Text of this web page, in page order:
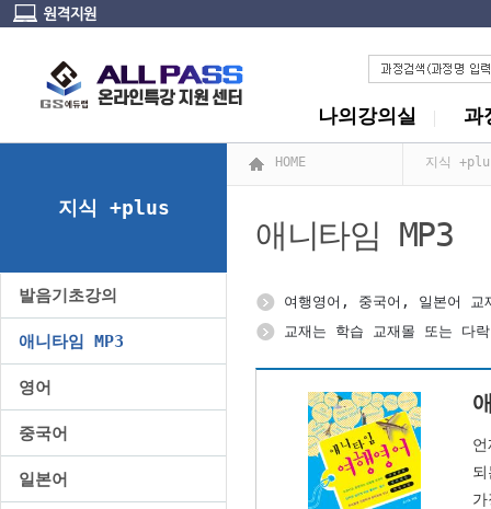
나의강의실 과
지식 +plus
발음기초강의
애니타임 MP3
영어
중국어
일본어
HOME 지식
애니타임 MP3
여행영어, 중국어, 일본어 교
교재는 학습 교재몰 또는 다